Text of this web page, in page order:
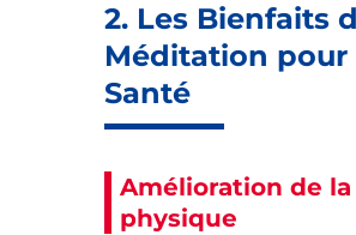
2. Les Bienfaits
Méditation pour
Santé
Amélioration de
physique